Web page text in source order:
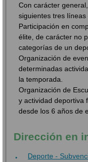
Con carácter
siguientes tres
Participación en
élite, de carácter no
categorías de un
Organización de
determinadas
la temporada.
Organización de
y actividad deportiva
desde los 6 años de
Dirección en
Deporte -